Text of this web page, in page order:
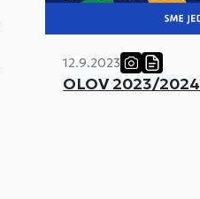
12.9.2023
OLOV 2023/2024